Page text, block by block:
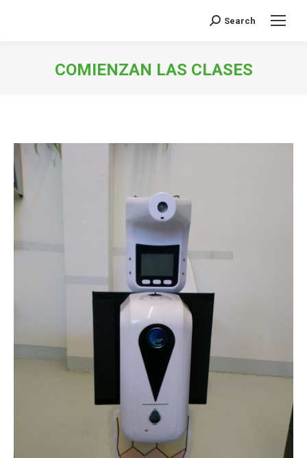
Buscar:
Search
COMIENZAN LAS CLASES